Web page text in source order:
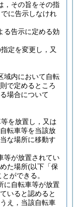
，その旨をその指
に告示しなけれ
る告示に定める効
定を変更し，又
域内において自転
で定めるところ
場合について
を放置し，又は
転車等を当該放
な場所に移動す
等が放置されてい
た場所(以下「保
ができる。
に自転車等が放置
いると認めると
え，当該自転車